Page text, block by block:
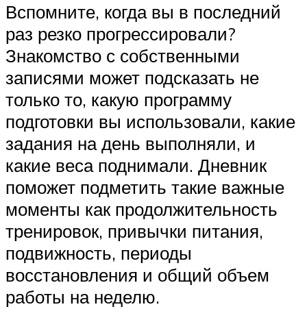
Вспомните, когда вы в последний
раз резко прогрессировали?
Знакомство с собственными
записями может подсказать не
только то, какую программу
подготовки вы использовали, какие
задания на день выполняли, и
какие веса поднимали. Дневник
поможет подметить такие важные
моменты как продолжительность
тренировок, привычки питания,
подвижность, периоды
восстановления и общий объем
работы на неделю.